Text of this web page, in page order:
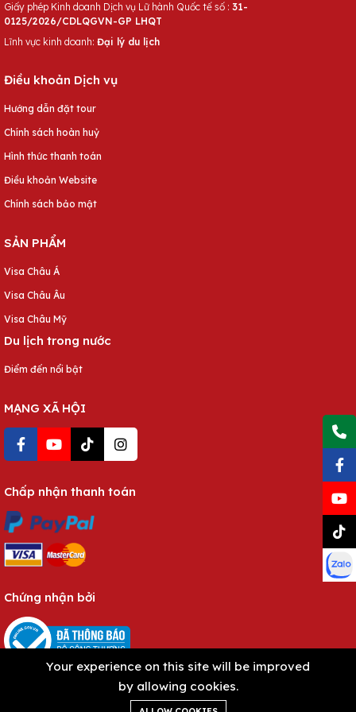
Giấy phép Kinh doanh Dịch vụ Lữ hành Quốc tế số : 31-
0125/2026/CDLQGVN-GP LHQT
Lĩnh vực kinh doanh: Đại lý du lịch
Điều khoản Dịch vụ
Hướng dẫn đặt tour
Chính sách hoàn huỷ
Hình thức thanh toán
Điều khoản Website
Chính sách bảo mật
SẢN PHẨM
Visa Châu Á
Visa Châu Âu
Visa Châu Mỹ
Du lịch trong nước
Điểm đến nổi bật
MẠNG XÃ HỘI
Chấp nhận thanh toán
Chứng nhận bởi
Your experience on this site will be improved
by allowing cookies.